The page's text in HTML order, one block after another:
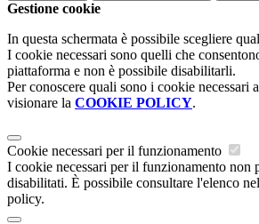
Gestione cookie
In questa schermata è possibile scegliere
I cookie necessari sono quelli che
piattaforma e non è possibile disabilitarli.
Per conoscere quali sono i cookie necessari
visionare la COOKIE POLICY.
Cookie necessari per il funzionamento
I cookie necessari per il funzionamento non
disabilitati. È possibile consultare l'elenco
policy.